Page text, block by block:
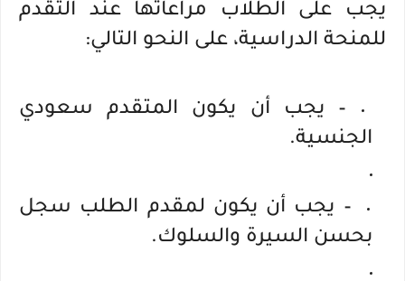
يجب على الطلاب مراعاتها عند التقدم
للمنحة الدراسية، على النحو التالي:
– يجب أن يكون المتقدم سعودي
الجنسية.
– يجب أن يكون لمقدم الطلب سجل
بحسن السيرة والسلوك.